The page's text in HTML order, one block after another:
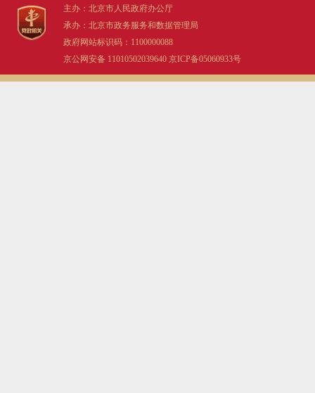
主办：北京市人民政府办公厅
承办：北京市政务服务和数据管理局
政府网站标识码：1100000088
京公网安备 11010502039640 京ICP备05060933号